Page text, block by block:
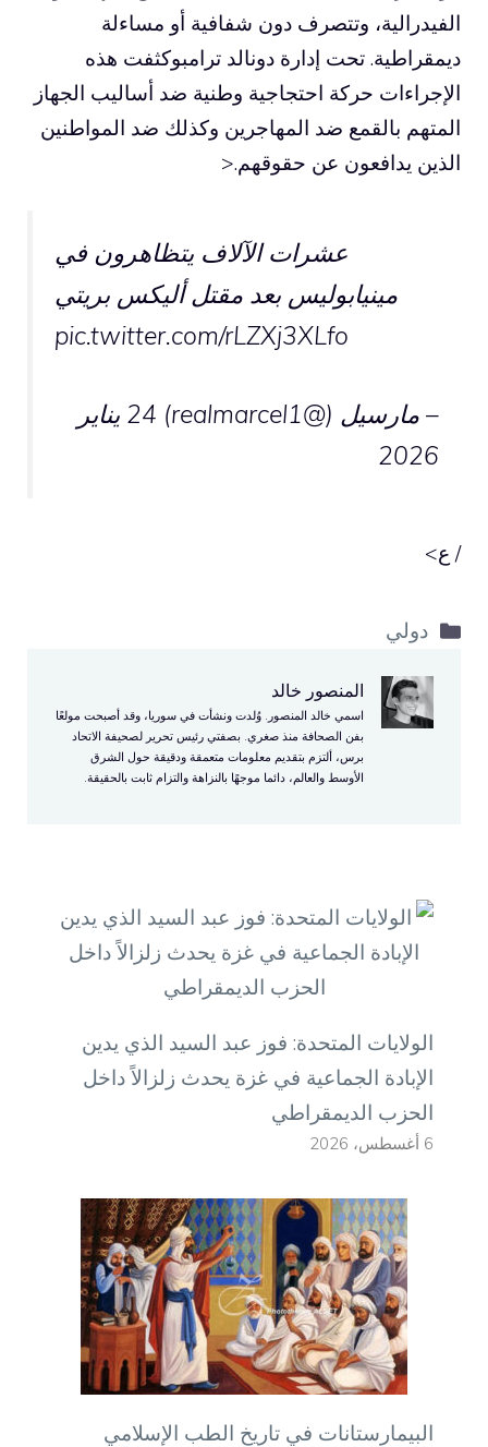
الفيدرالية، وتتصرف دون شفافية أو مساءلة
ديمقراطية. تحت إدارة دونالد ترامبوكثفت هذه
الإجراءات حركة احتجاجية وطنية ضد أساليب الجهاز
المتهم بالقمع ضد المهاجرين وكذلك ضد المواطنين
الذين يدافعون عن حقوقهم.<
عشرات الآلاف يتظاهرون في
مينيابوليس بعد مقتل أليكس بريتي
pic.twitter.com/rLZXj3XLfo
– مارسيل (@realmarcel1)
24 يناير
2026
/ ع>
التصنيفات
دولي
المنصور خالد
اسمي خالد المنصور. وُلدت ونشأت في سوريا، وقد أصبحت مولعًا
بفن الصحافة منذ صغري. بصفتي رئيس تحرير لصحيفة الاتحاد
برس، ألتزم بتقديم معلومات متعمقة ودقيقة حول الشرق
الأوسط والعالم، دائما موجهًا بالنزاهة والتزام ثابت بالحقيقة.
الولايات المتحدة: فوز عبد السيد الذي يدين
الإبادة الجماعية في غزة يحدث زلزالاً داخل
الحزب الديمقراطي
6 أغسطس، 2026
البيمارستانات في تاريخ الطب الإسلامي